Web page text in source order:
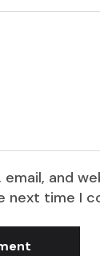
email, and
next time I